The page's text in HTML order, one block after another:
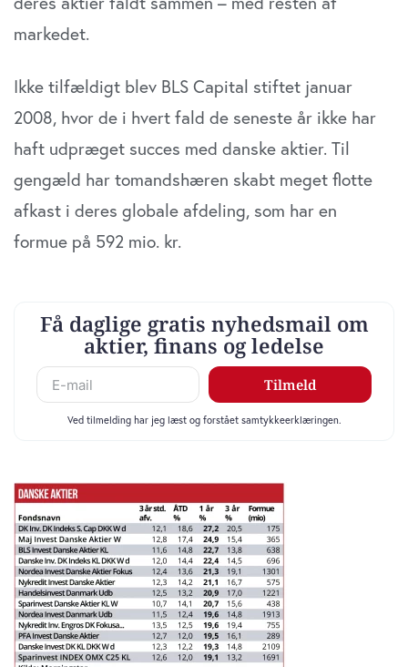
de har indsamlet fra din brug af deres tjenester. Du
anvende vores hjemmeside.
markedet.
Ikke tilfældigt blev BLS Capital stiftet januar
2008, hvor de i hvert fald de seneste år ikke har
haft udpræget succes med danske aktier. Til
gengæld har tomandshæren skabt meget flotte
afkast i deres globale afdeling, som har en
formue på 592 mio. kr.